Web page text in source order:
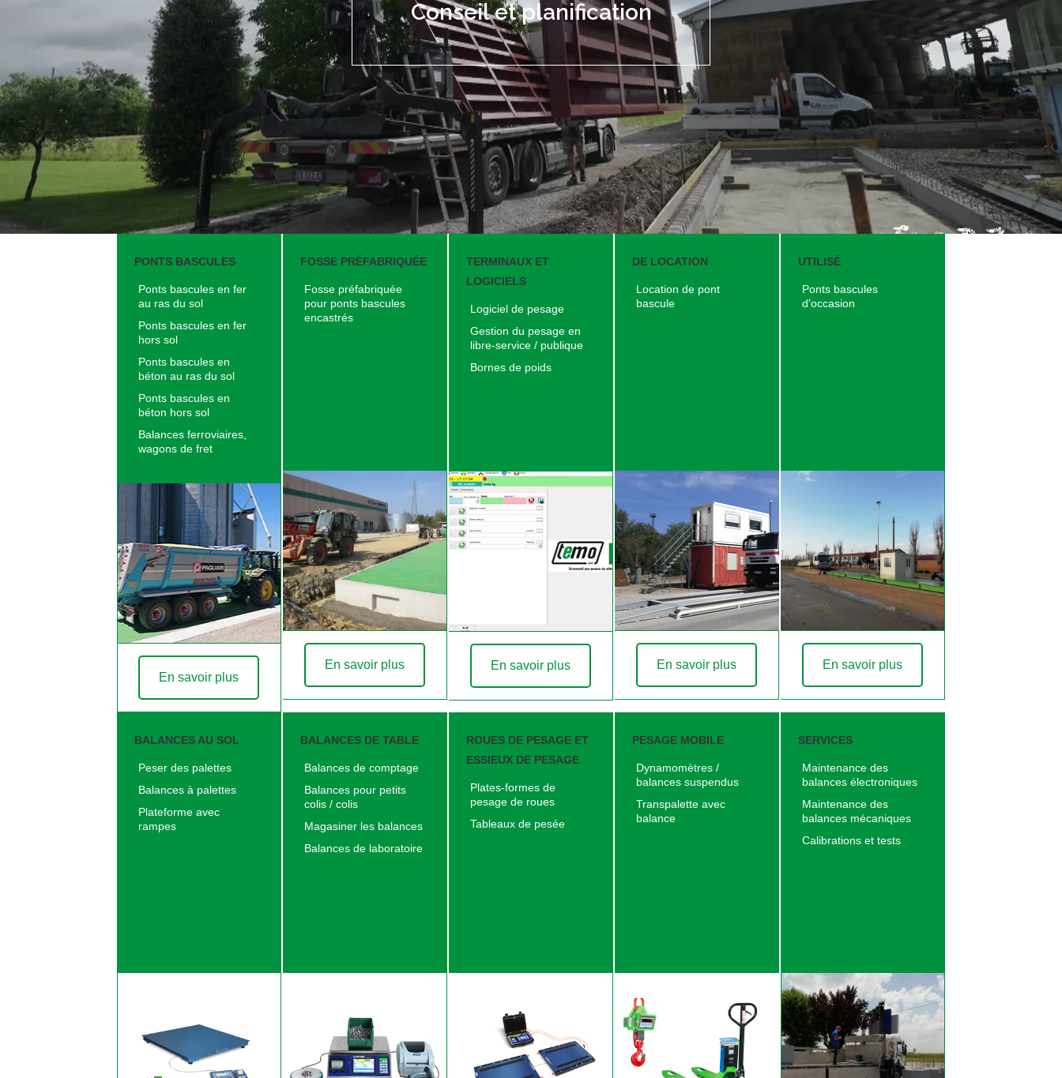
Conseil et planification
PONTS BASCULES
Ponts bascules en fer
au ras du sol
Ponts bascules en fer
hors sol
Ponts bascules en
béton au ras du sol
Ponts bascules en
béton hors sol
Balances ferroviaires,
wagons de fret
En savoir plus
FOSSE PRÉFABRIQUÉE
Fosse préfabriquée
pour ponts bascules
encastrés
En savoir plus
TERMINAUX ET
LOGICIELS
Logiciel de pesage
Gestion du pesage en
libre-service / publique
Bornes de poids
En savoir plus
DE LOCATION
Location de pont
bascule
En savoir plus
UTILISÉ
Ponts bascules
d'occasion
En savoir plus
BALANCES AU SOL
Peser des palettes
Balances à palettes
Plateforme avec
rampes
BALANCES DE TABLE
Balances de comptage
Balances pour petits
colis / colis
Magasiner les balances
Balances de laboratoire
ROUES DE PESAGE ET
ESSIEUX DE PESAGE
Plates-formes de
pesage de roues
Tableaux de pesée
PESAGE MOBILE
Dynamomètres /
balances suspendus
Transpalette avec
balance
SERVICES
Maintenance des
balances électroniques
Maintenance des
balances mécaniques
Calibrations et tests